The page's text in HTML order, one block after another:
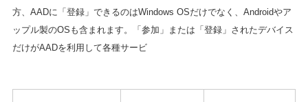
方、AADに「登録」できるのはWindows OSだけでなく、Androidやア
ップル製のOSも含まれます。「参加」または「登録」されたデバイス
だけがAADを利用して各種サービ